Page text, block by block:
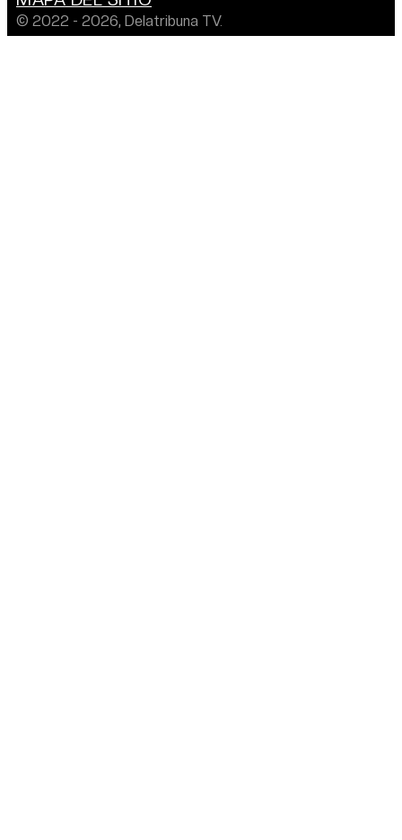
© 2022 - 2026, Delatribuna TV.
Desarrollado por: EMPREBIT